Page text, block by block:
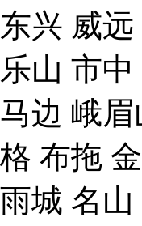
兴 威
山 市
边 峨
布拖
城 名